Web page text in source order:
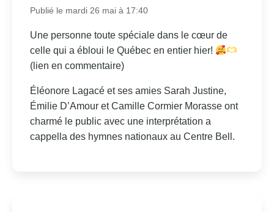
Publié le mardi 26 mai à 17:40
Une personne toute spéciale dans le cœur de
celle qui a ébloui le Québec en entier hier!
(lien en commentaire)
Éléonore Lagacé et ses amies Sarah Justine,
Émilie D’Amour et Camille Cormier Morasse ont
charmé le public avec une interprétation a
cappella des hymnes nationaux au Centre Bell.